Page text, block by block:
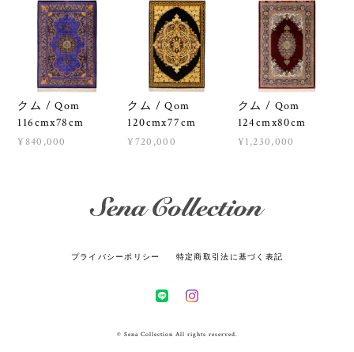
クム / Qom
116cmx78cm
¥840,000
クム / Qom
120cmx77cm
¥720,000
クム / Qom
124cmx80cm
¥1,230,000
プライバシーポリシー 特定商取引法に基づく表記
© Sena Collection All rights reserved.